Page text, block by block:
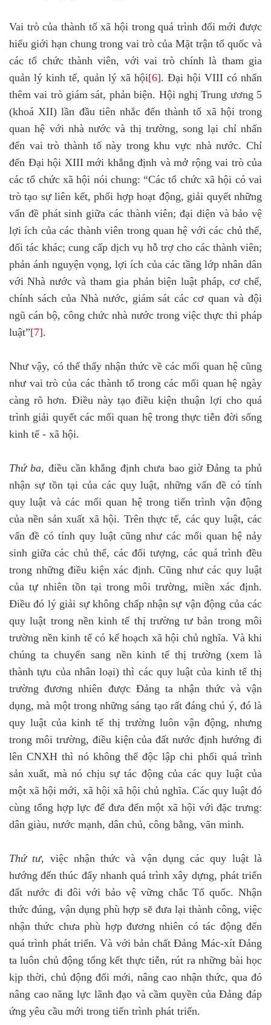
Vai trò của thành tố xã hội trong quá trình đổi mới được
hiểu giới hạn chung trong vai trò của Mặt trận tổ quốc và
các tổ chức thành viên, với vai trò chính là tham gia
quản lý kinh tế, quản lý xã hội[6]. Đại hội VIII có nhấn
thêm vai trò giám sát, phản biện. Hội nghị Trung ương 5
(khoá XII) lần đầu tiên nhắc đến thành tố xã hội trong
quan hệ với nhà nước và thị trường, song lại chỉ nhấn
đến vai trò thành tố này trong khu vực nhà nước. Chỉ
đến Đại hội XIII mới khẳng định và mở rộng vai trò của
các tổ chức xã hội nói chung: “Các tổ chức xã hội có vai
trò tạo sự liên kết, phối hợp hoạt động, giải quyết những
vấn đề phát sinh giữa các thành viên; đại diện và bảo vệ
lợi ích của các thành viên trong quan hệ với các chủ thể,
đối tác khác; cung cấp dịch vụ hỗ trợ cho các thành viên;
phản ánh nguyện vọng, lợi ích của các tầng lớp nhân dân
với Nhà nước và tham gia phản biện luật pháp, cơ chế,
chính sách của Nhà nước, giám sát các cơ quan và đội
ngũ cán bộ, công chức nhà nước trong việc thực thi pháp
luật”[7].
Như vậy, có thể thấy nhận thức về các mối quan hệ cũng
như vai trò của các thành tố trong các mối quan hệ ngày
càng rõ hơn. Điều này tạo điều kiện thuận lợi cho quá
trình giải quyết các mối quan hệ trong thực tiễn đời sống
kinh tế - xã hội.
Thứ ba, điều cần khẳng định chưa bao giờ Đảng ta phủ
nhận sự tồn tại của các quy luật, những vấn đề có tính
quy luật và các mối quan hệ trong tiến trình vận động
của nền sản xuất xã hội. Trên thực tế, các quy luật, các
vấn đề có tính quy luật cũng như các mối quan hệ nảy
sinh giữa các chủ thể, các đối tượng, các quá trình đều
trong những điều kiện xác định. Cũng như các quy luật
của tự nhiên tồn tại trong môi trường, miền xác định.
Điều đó lý giải sự không chấp nhận sự vận động của các
quy luật trong nền kinh tế thị trường tư bản trong môi
trường nền kinh tế có kế hoạch xã hội chủ nghĩa. Và khi
chúng ta chuyển sang nền kinh tế thị trường (xem là
thành tựu của nhân loại) thì các quy luật của kinh tế thị
trường đương nhiên được Đảng ta nhận thức và vận
dụng, mà một trong những sáng tạo rất đáng chú ý, đó là
quy luật của kinh tế thị trường luôn vận động, nhưng
trong môi trường, điều kiện của đất nước định hướng đi
lên CNXH thì nó không thể độc lập chi phối quá trình
sản xuất, mà nó chịu sự tác động của các quy luật của
một xã hội mới, xã hội xã hội chủ nghĩa. Các quy luật đó
cùng tổng hợp lực để đưa đến một xã hội với đặc trưng:
dân giàu, nước mạnh, dân chủ, công bằng, văn minh.
Thứ tư, việc nhận thức và vận dụng các quy luật là
hướng đến thúc đẩy nhanh quá trình xây dựng, phát triển
đất nước đi đôi với bảo vệ vững chắc Tổ quốc. Nhận
thức đúng, vận dụng phù hợp sẽ đưa lại thành công, việc
nhận thức chưa phù hợp đương nhiên có tác động đến
quá trình phát triển. Và với bản chất Đảng Mác-xít Đảng
ta luôn chủ động tổng kết thực tiễn, rút ra những bài học
kịp thời, chủ động đổi mới, nâng cao nhận thức, qua đó
nâng cao năng lực lãnh đạo và cầm quyền của Đảng đáp
ứng yêu cầu mới trong tiến trình phát triển.